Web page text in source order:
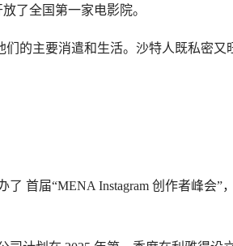
了全国第一家电影院。
的主要消遣和生活。沙特人既私密又
首届“MENA Instagram 创作者峰会”